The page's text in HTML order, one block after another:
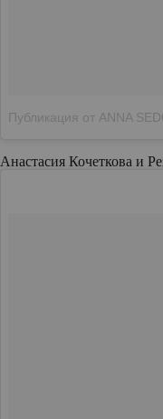
Публикация от ANNA
Анастасия Кочеткова и